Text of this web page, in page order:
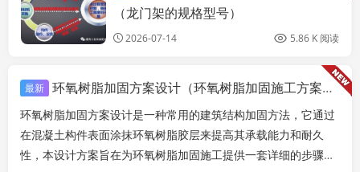
（龙门架的规格型号）
2026-07-14 5.86 K 阅读
最新 环氧树脂加固方案设计（环氧树脂加固施工方案设计）
环氧树脂加固方案设计是一种常用的建筑结构加固方法，它通过
在混凝土构件表面涂抹环氧树脂胶层来提高其承载能力和耐久
性，本设计方案旨在为环氧树脂加固施工提供一套详细的步骤和